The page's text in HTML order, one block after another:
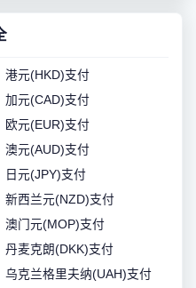
港元(HKD)支付
加元(CAD)支付
欧元(EUR)支付
澳元(AUD)支付
日元(JPY)支付
新西兰元(NZD)支付
澳门元(MOP)支付
丹麦克朗(DKK)支付
乌克兰格里夫纳(UAH)支付